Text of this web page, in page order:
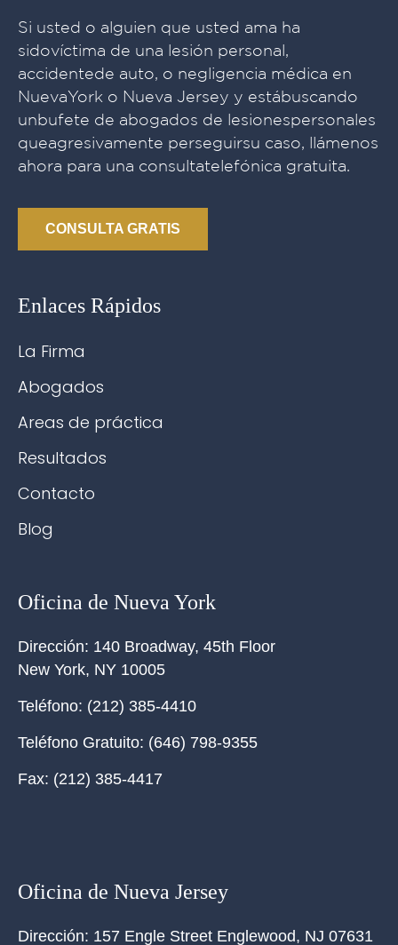
Si usted o alguien que usted ama ha
sidovíctima de una lesión personal,
accidentede auto, o negligencia médica en
NuevaYork o Nueva Jersey y estábuscando
unbufete de abogados de lesionespersonales
queagresivamente perseguirsu caso, llámenos
ahora para una consultatelefónica gratuita.
CONSULTA GRATIS
Enlaces Rápidos
La Firma
Abogados
Areas de práctica
Resultados
Contacto
Blog
Oficina de Nueva York
Dirección: 140 Broadway, 45th Floor
New York, NY 10005
Teléfono: (212) 385-4410
Teléfono Gratuito: (646) 798-9355
Fax: (212) 385-4417
Oficina de Nueva Jersey
Dirección: 157 Engle Street Englewood, NJ 07631